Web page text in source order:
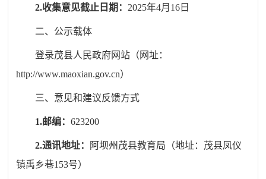
2.收集意见截止日期： 2025年4月 16 日
二、公示载体
登录茂县人民政府网站（网址：
http://www.maoxian.gov.cn）
三、意见和建议反馈方式
1.邮编：623200
2.通讯地址： 阿坝州茂县教育局（地址： 茂县凤仪
镇禹乡巷153号）